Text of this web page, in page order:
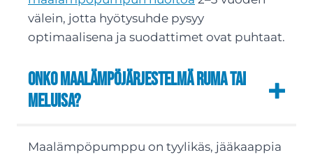
välein, jotta hyötysuhde pysyy
optimaalisena ja suodattimet ovat puhtaat.
Onko maalämpöjärjestelmä ruma tai
meluisa?
Maalämpöpumppu on tyylikäs, jääkaappia